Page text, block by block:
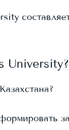
University?